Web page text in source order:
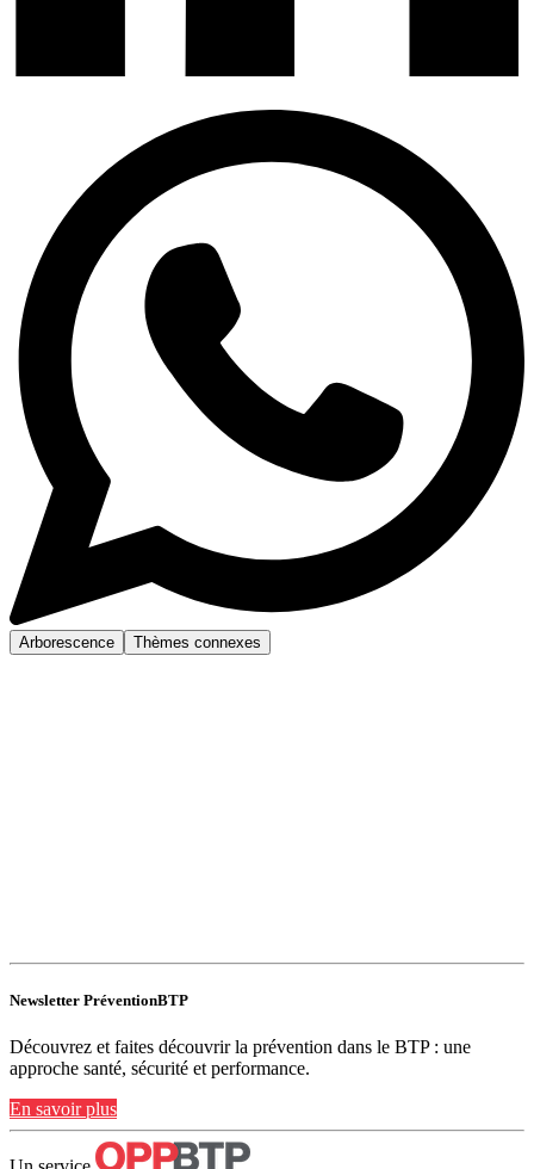
Arborescence Thèmes connexes
Newsletter PréventionBTP
Découvrez et faites découvrir la prévention dans le BTP : une
approche santé, sécurité et performance.
En savoir plus